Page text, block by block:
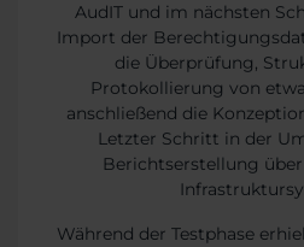
AudIT und im nächsten
Import der
die Überprüfung,
Protokollierung von
anschließend die
Letzter Schritt in der
Berichtserstellung
Während der Testphase